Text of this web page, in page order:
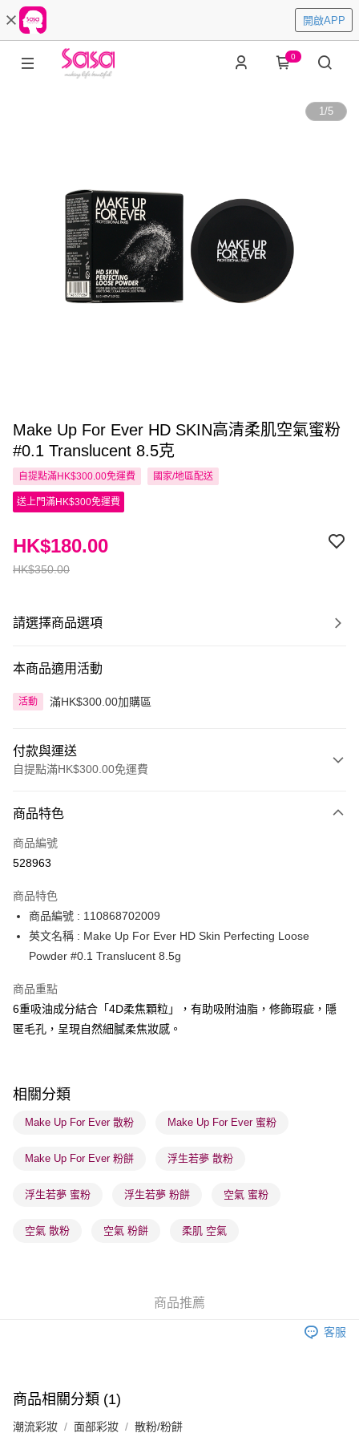
開啟APP
0
1/5
Make Up For Ever HD SKIN高清柔肌空氣蜜粉
#0.1 Translucent 8.5克
自提點滿HK$300.00免運費 國家/地區配送
送上門滿HK$300免運費
HK$350.00
HK$180.00
請選擇商品選項
本商品適用活動
活動 滿HK$300.00加購區
付款與運送
自提點滿HK$300.00免運費
信用卡
Apple Pay
PayMe
WeChat Pay
送貨方式
順豐自助櫃 - 確認發貨後1-3個工作天送達
順豐站及營業點 - 確認發貨後1-3個工作天送達
物流公司進行物流配送
取。逾期會取消訂單，並不會安排重寄
取。逾期會取消訂單，並不會安排重寄
商品特色
商品編號
528963
商品特色
商品編號 : 110868702009
英文名稱 : Make Up For Ever HD Skin Perfecting Loose
Powder #0.1 Translucent 8.5g
商品重點
6重吸油成分結合「4D柔焦顆粒」，有助吸附油脂，修飾瑕疵，隱
匿毛孔，呈現自然細膩柔焦妝感。
相關分類
Make Up For Ever 散粉 Make Up For Ever 蜜粉
Make Up For Ever 粉餅 浮生若夢 散粉
浮生若夢 蜜粉 浮生若夢 粉餅 空氣 蜜粉
空氣 散粉 空氣 粉餅 柔肌 空氣
商品推薦
客服
商品相關分類 (1)
潮流彩妝 面部彩妝 散粉/粉餅